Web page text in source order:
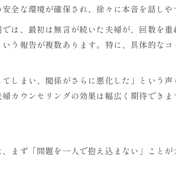
全な環境が確保され、徐々に本音を話しや
は、最初は無言が続いた夫婦が、回数を
う報告が複数あります。特に、具体的な
しまい、関係がさらに悪化した」という
カウンセリングの効果は幅広く期待できま
まず「問題を一人で抱え込まない」こと